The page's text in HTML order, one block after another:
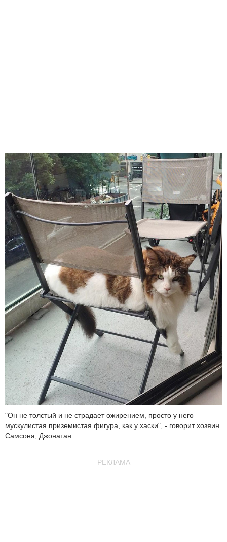
"Он не толстый и не страдает ожирением, просто у него
мускулистая приземистая фигура, как у хаски", - говорит хозяин
Самсона, Джонатан.
РЕКЛАМА